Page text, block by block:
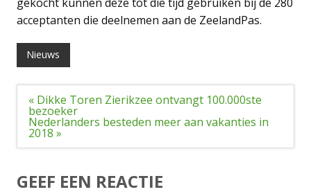
acceptanten die deelnemen aan de ZeelandPas.
Nieuws
Bericht
navigatie
« Dikke Toren Zierikzee ontvangt 100.000ste
bezoeker
Nederlanders besteden meer aan vakanties in
2018 »
GEEF EEN REACTIE